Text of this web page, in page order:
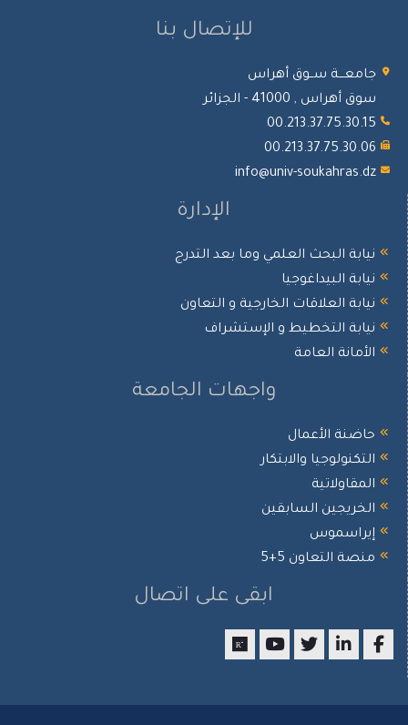
للإتصال بنا
جامعـــة ســوق أهراس
سوق أهراس , 41000 - الجزائر
00.213.37.75.30.15
00.213.37.75.30.06
info@univ-soukahras.dz
الإدارة
نيابة البحث العلمي وما بعد التدرج
نيابة البيداغوجيا
نيابة العلاقات الخارجية و التعاون
نيابة التخطيط و الإستشراف
الأمانة العامة
واجهات الجامعة
حاضنة الأعمال
التكنولوجيا والابتكار
المقاولاتية
الخريجين السابقين
إيراسموس
منصة التعاون 5+5
ابقى على اتصال